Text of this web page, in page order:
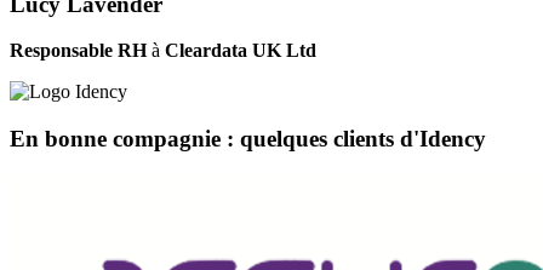
Responsable RHà Cleardata UK Ltd
En bonne compagnie : quelques clients d'Idency